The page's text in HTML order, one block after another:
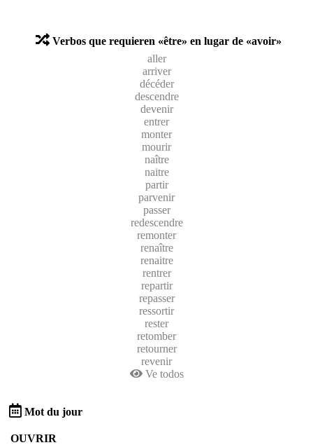
Verbos que requieren «être» en lugar de «avoir»
aller
arriver
décéder
descendre
devenir
entrer
monter
mourir
naître
naitre
partir
parvenir
passer
redescendre
remonter
renaître
renaitre
rentrer
repartir
repasser
ressortir
rester
retomber
retourner
revenir
Ve todos
Mot du jour
OUVRIR